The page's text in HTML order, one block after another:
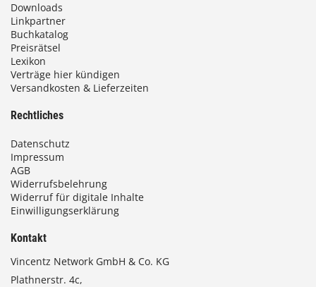
Downloads
Linkpartner
Buchkatalog
Preisrätsel
Lexikon
Verträge hier kündigen
Versandkosten & Lieferzeiten
Rechtliches
Datenschutz
Impressum
AGB
Widerrufsbelehrung
Widerruf für digitale Inhalte
Einwilligungserklärung
Kontakt
Vincentz Network GmbH & Co. KG
Plathnerstr. 4c,